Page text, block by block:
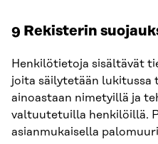
9 Rekisterin
Henkilötietoja sisältävät
joita säilytetään lukitussa
ainoastaan nimetyillä ja
valtuutetuilla henkilöillä.
asianmukaisella